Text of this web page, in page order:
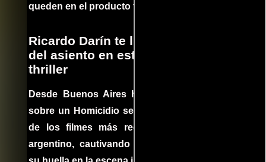
queden en el producto final.
Ricardo Darín te llevará al borde
del asiento en este increíble
thriller
Desde Buenos Aires hasta el mundo, Tesis
sobre un Homicidio se ha convertido en uno
de los filmes más recomendados del cine
argentino, cautivando audiencias y dejando